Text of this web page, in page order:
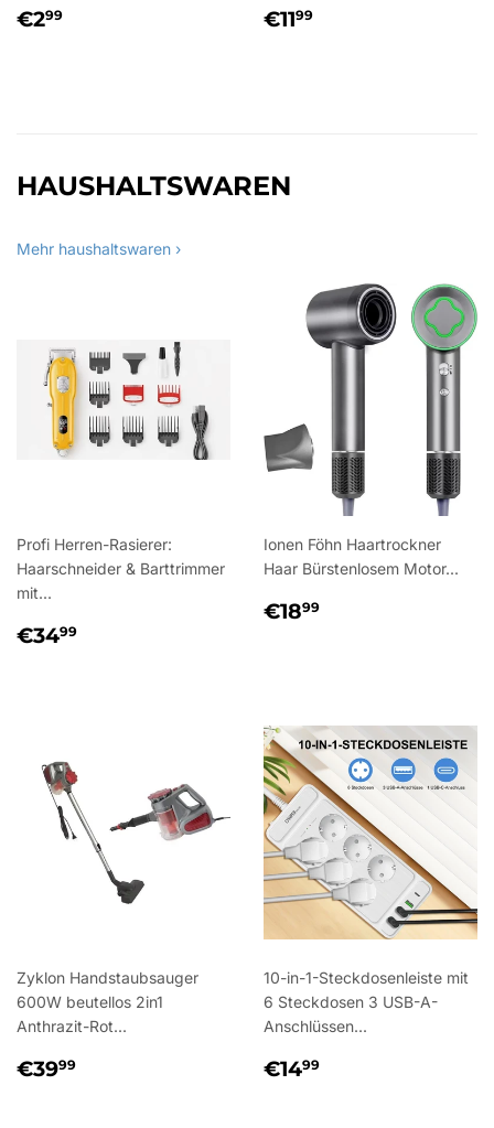
NORMALER
€299 NORMALER
€1199
HAUSHALTSWAREN
Mehr haushaltswaren ›
Profi Herren-Rasierer:
Haarschneider & Barttrimmer
mit...
NORMALER
€3499
Ionen Föhn Haartrockner
Haar Bürstenlosem Motor...
NORMALER
€1899
Zyklon Handstaubsauger
600W beutellos 2in1
Anthrazit-Rot...
NORMALER
€3999
10-in-1-Steckdosenleiste mit
6 Steckdosen 3 USB-A-
Anschlüssen...
NORMALER
€1499